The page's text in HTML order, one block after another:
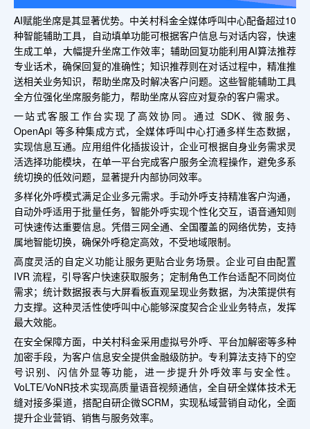
AI赋能坐席是其显著优势。中关村科金全媒体呼叫中心配备超过10
种智能辅助工具，自动填单功能可根据客户信息与对话内容，快速
生成工单，大幅提升坐席工作效率；辅助回复功能利用AI算法推荐
专业话术，确保回复的准确性；知识推荐则在对话过程中，精准推
送相关业务知识，帮助坐席及时解决客户问题。这些智能辅助工具
全方位强化坐席服务能力，帮助坐席从容应对复杂的客户需求。
一站式客服工作台实现了高效协同。通过 SDK、微服务、
OpenApi 等多种集成方式，全媒体呼叫中心打通多样生态数据，
实现信息互通。应用组件化插拔设计，企业可根据自身业务需求灵
活选择功能模块，在单一平台完成客户服务全流程操作，避免多系
统切换的低效问题，显著提升内部协同效率。
多样化外呼模式满足企业多元需求。手动外呼支持精准客户沟通，
自动外呼适用于批量任务，智能外呼实现个性化交互，语音通知则
可快速传达重要信息。凭借三网全通、全国覆盖的网络优势，支持
属地智能切换，确保外呼稳定高效，不受地域限制。
高度灵活的自定义功能让服务更贴合业务场景。企业可自由配置
IVR 流程，引导客户快速获取服务；定制角色工作台适配不同岗位
需求；统计数据报表与大屏看板直观呈现业务数据，为决策提供有
力支撑。这种灵活性使呼叫中心能够深度契合企业业务特点，发挥
最大效能。
在安全保障方面，中关村科金采用虚拟号外呼、平台加解密等多种
加密手段，为客户信息安全提供金融级防护。专利算法支持下的空
号识别、闪信外显等功能，进一步提升外呼效率与安全性。
VoLTE/VoNR技术实现高质量语音视频通信，全自研全媒体技术无
缝对接多渠道，搭配自研企微SCRM，实现私域营销自动化，全面
提升企业营销、销售与服务效率。